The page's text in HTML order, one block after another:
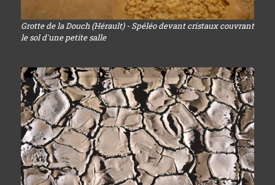
Grotte de la Douch (Hérault) - Spéléo devant cristaux couvrant
le sol d'une petite salle